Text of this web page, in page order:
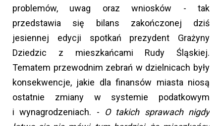
problemów, uwag oraz wniosków - tak
przedstawia się bilans zakończonej dziś
jesiennej edycji spotkań prezydent Grażyny
Dziedzic z mieszkańcami Rudy Śląskiej.
Tematem przewodnim zebrań w dzielnicach były
konsekwencje, jakie dla finansów miasta niosą
ostatnie zmiany w systemie podatkowym
i wynagrodzeniach. - O takich sprawach nigdy